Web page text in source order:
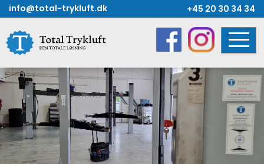
content
info@total-trykluft.dk +45 20 30 34 34